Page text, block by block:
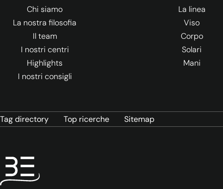
Chi siamo
La nostra filosofia
Il team
I nostri centri
Highlights
I nostri consigli
La linea
Viso
Corpo
Solari
Mani
Tag directory Top ricerche Sitemap